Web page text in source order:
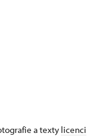
a texty licenci